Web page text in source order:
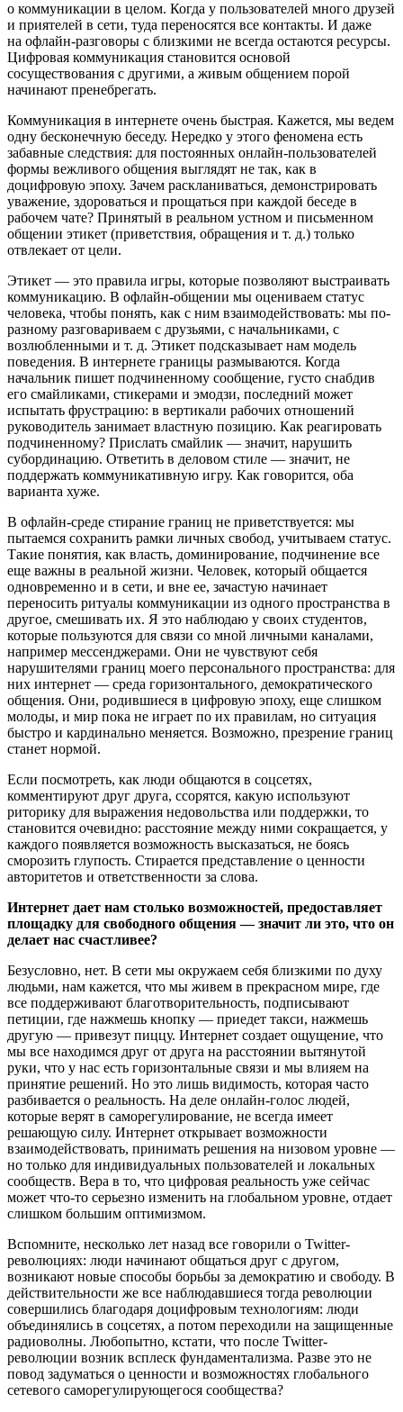
о коммуникации в целом. Когда у пользователей много друзей
и приятелей в сети, туда переносятся все контакты. И даже
на офлайн-разговоры с близкими не всегда остаются ресурсы.
Цифровая коммуникация становится основой
сосуществования с другими, а живым общением порой
начинают пренебрегать.
Коммуникация в интернете очень быстрая. Кажется, мы ведем
одну бесконечную беседу. Нередко у этого феномена есть
забавные следствия: для постоянных онлайн-пользователей
формы вежливого общения выглядят не так, как в
доцифровую эпоху. Зачем раскланиваться, демонстрировать
уважение, здороваться и прощаться при каждой беседе в
рабочем чате? Принятый в реальном устном и письменном
общении этикет (приветствия, обращения и т. д.) только
отвлекает от цели.
Этикет — это правила игры, которые позволяют выстраивать
коммуникацию. В офлайн-общении мы оцениваем статус
человека, чтобы понять, как с ним взаимодействовать: мы по-
разному разговариваем с друзьями, с начальниками, с
возлюбленными и т. д. Этикет подсказывает нам модель
поведения. В интернете границы размываются. Когда
начальник пишет подчиненному сообщение, густо снабдив
его смайликами, стикерами и эмодзи, последний может
испытать фрустрацию: в вертикали рабочих отношений
руководитель занимает властную позицию. Как реагировать
подчиненному? Прислать смайлик — значит, нарушить
субординацию. Ответить в деловом стиле — значит, не
поддержать коммуникативную игру. Как говорится, оба
варианта хуже.
В офлайн-среде стирание границ не приветствуется: мы
пытаемся сохранить рамки личных свобод, учитываем статус.
Такие понятия, как власть, доминирование, подчинение все
еще важны в реальной жизни. Человек, который общается
одновременно и в сети, и вне ее, зачастую начинает
переносить ритуалы коммуникации из одного пространства в
другое, смешивать их. Я это наблюдаю у своих студентов,
которые пользуются для связи со мной личными каналами,
например мессенджерами. Они не чувствуют себя
нарушителями границ моего персонального пространства: для
них интернет — среда горизонтального, демократического
общения. Они, родившиеся в цифровую эпоху, еще слишком
молоды, и мир пока не играет по их правилам, но ситуация
быстро и кардинально меняется. Возможно, презрение границ
станет нормой.
Если посмотреть, как люди общаются в соцсетях,
комментируют друг друга, ссорятся, какую используют
риторику для выражения недовольства или поддержки, то
становится очевидно: расстояние между ними сокращается, у
каждого появляется возможность высказаться, не боясь
сморозить глупость. Стирается представление о ценности
авторитетов и ответственности за слова.
Интернет дает нам столько возможностей, предоставляет
площадку для свободного общения — значит ли это, что он
делает нас счастливее?
Безусловно, нет. В сети мы окружаем себя близкими по духу
людьми, нам кажется, что мы живем в прекрасном мире, где
все поддерживают благотворительность, подписывают
петиции, где нажмешь кнопку — приедет такси, нажмешь
другую — привезут пиццу. Интернет создает ощущение, что
мы все находимся друг от друга на расстоянии вытянутой
руки, что у нас есть горизонтальные связи и мы влияем на
принятие решений. Но это лишь видимость, которая часто
разбивается о реальность. На деле онлайн-голос людей,
которые верят в саморегулирование, не всегда имеет
решающую силу. Интернет открывает возможности
взаимодействовать, принимать решения на низовом уровне —
но только для индивидуальных пользователей и локальных
сообществ. Вера в то, что цифровая реальность уже сейчас
может что-то серьезно изменить на глобальном уровне, отдает
слишком большим оптимизмом.
Вспомните, несколько лет назад все говорили о Twitter-
революциях: люди начинают общаться друг с другом,
возникают новые способы борьбы за демократию и свободу. В
действительности же все наблюдавшиеся тогда революции
совершились благодаря доцифровым технологиям: люди
объединялись в соцсетях, а потом переходили на защищенные
радиоволны. Любопытно, кстати, что после Twitter-
революции возник всплеск фундаментализма. Разве это не
повод задуматься о ценности и возможностях глобального
сетевого саморегулирующегося сообщества?